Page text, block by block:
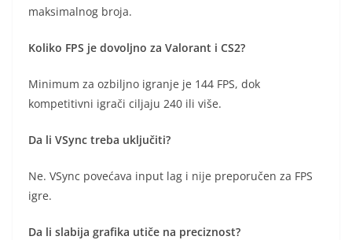
maksimalnog broja.
Koliko FPS je dovoljno za Valorant i CS2?
Minimum za ozbiljno igranje je 144 FPS, dok
kompetitivni igrači ciljaju 240 ili više.
Da li VSync treba uključiti?
Ne. VSync povećava input lag i nije preporučen za FPS
igre.
Da li slabija grafika utiče na preciznost?